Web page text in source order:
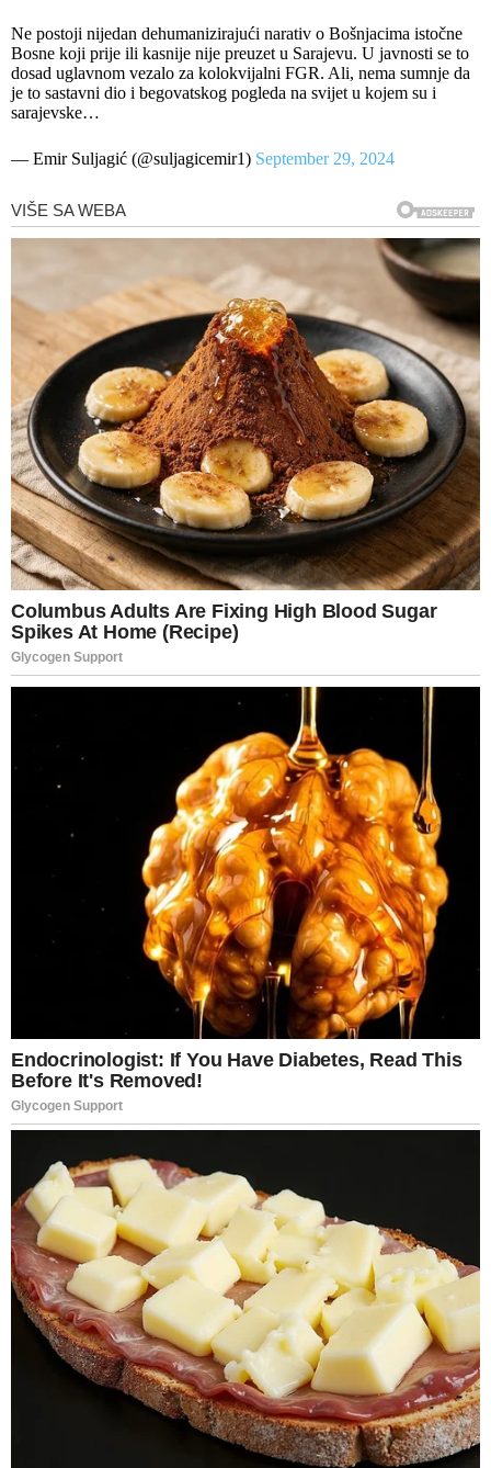
Ne postoji nijedan dehumanizirajući narativ o Bošnjacima istočne
Bosne koji prije ili kasnije nije preuzet u Sarajevu. U javnosti se to
dosad uglavnom vezalo za kolokvijalni FGR. Ali, nema sumnje da
je to sastavni dio i begovatskog pogleda na svijet u kojem su i
sarajevske…
— Emir Suljagić (@suljagicemir1) September 29, 2024